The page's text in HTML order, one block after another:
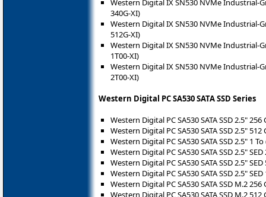
340G-XI)
Western Digital IX SN530 NVMe Industrial-
512G-XI)
Western Digital IX SN530 NVMe Industrial-
1T00-XI)
Western Digital IX SN530 NVMe Industrial-
2T00-XI)
Western Digital PC SA530 SATA SSD Series
Western Digital PC SA530 SATA SSD 2.5" 256
Western Digital PC SA530 SATA SSD 2.5" 512
Western Digital PC SA530 SATA SSD 2.5" 1 To
Western Digital PC SA530 SATA SSD 2.5"
Western Digital PC SA530 SATA SSD 2.5"
Western Digital PC SA530 SATA SSD 2.5" SED
Western Digital PC SA530 SATA SSD M.2 256
Western Digital PC SA530 SATA SSD M.2 512